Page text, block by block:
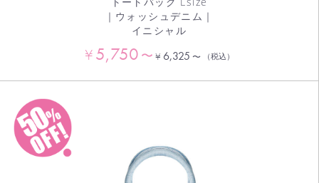
｜ウォッシュデニム｜
イニシャル
¥5,750 〜 ¥ 6,325 〜 （税込）